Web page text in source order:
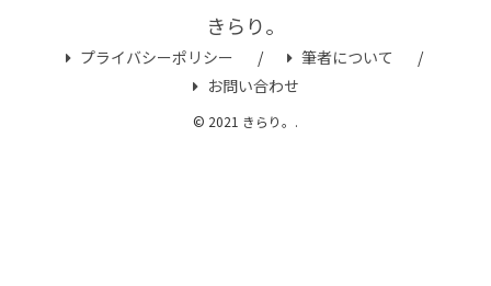
きらり。
プライバシーポリシー
筆者について
お問い合わせ
© 2021 きらり。.